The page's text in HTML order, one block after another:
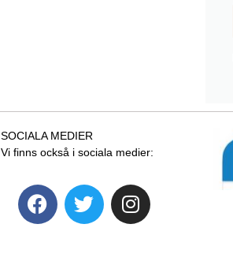
SOCIALA MEDIER
Vi finns också i sociala medier: